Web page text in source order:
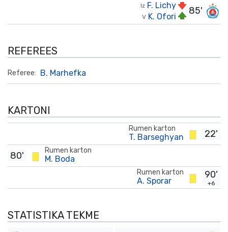
85'
Iz F. Lichy
V K. Ofori
REFEREES
Referee: B. Marhefka
KARTONI
22'
Rumen karton
T. Barseghyan
Rumen karton
M. Boda
80'
90'
+6
Rumen karton
A. Sporar
STATISTIKA TEKME